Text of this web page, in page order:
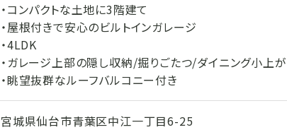
・コンパクトな土地に3階建て
・屋根付きで安心のビルトインガレージ
・4LDK
・ガレージ上部の隠し収納/掘りごたつ/ダイニング小上
・眺望抜群なルーフバルコニー付き
宮城県仙台市青葉区中江一丁目6-25